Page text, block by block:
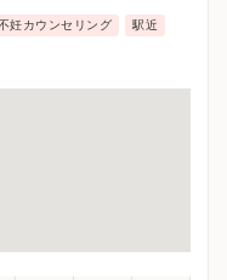
妊カウンセリング 駅近